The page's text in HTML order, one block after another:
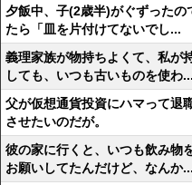
夕飯中、子(2歳半)がぐずった
たら「皿を片付けてないでし...
義理家族が物持ちよくて、私が
しても、いつも古いものを使わ...
父が仮想通貨投資にハマって
させたいのだが。
彼の家に行くと、いつも飲み物
お願いしてたんだけど、なんか...